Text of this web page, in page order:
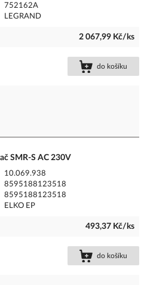
752162A
LEGRAND
2 067,99 Kč/ks
do košíku
SMR-S AC 230V
10.069.938
8595188123518
8595188123518
ELKO EP
493,37 Kč/ks
do košíku